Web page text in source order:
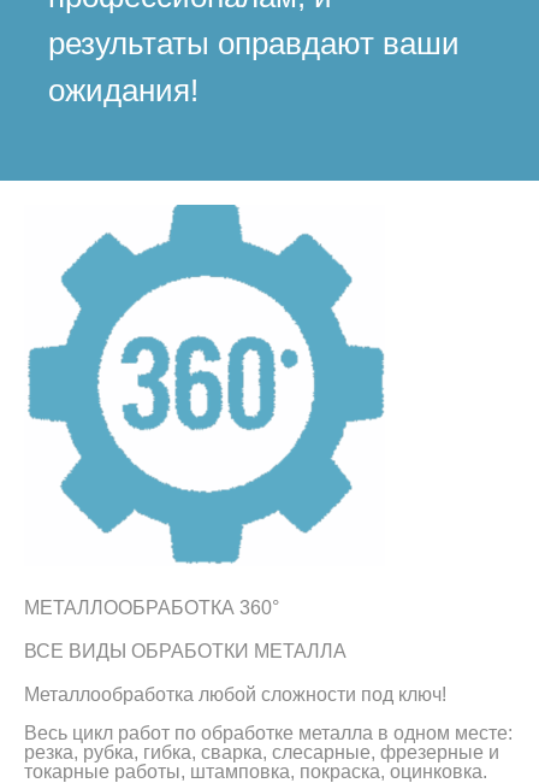
результаты оправдают ваши
ожидания!
МЕТАЛЛООБРАБОТКА 360°
ВСЕ ВИДЫ ОБРАБОТКИ МЕТАЛЛА
Металлообработка любой сложности под ключ!
Весь цикл работ по обработке металла в одном месте:
резка, рубка, гибка, сварка, слесарные, фрезерные и
токарные работы, штамповка, покраска, оцинковка.